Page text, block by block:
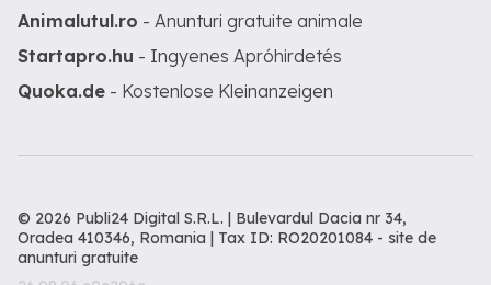
Animalutul.ro - Anunturi gratuite animale
Startapro.hu - Ingyenes Apróhirdetés
Quoka.de - Kostenlose Kleinanzeigen
© 2026 Publi24 Digital S.R.L. | Bulevardul Dacia nr 34,
Oradea 410346, Romania | Tax ID: RO20201084 - site de
anunturi gratuite